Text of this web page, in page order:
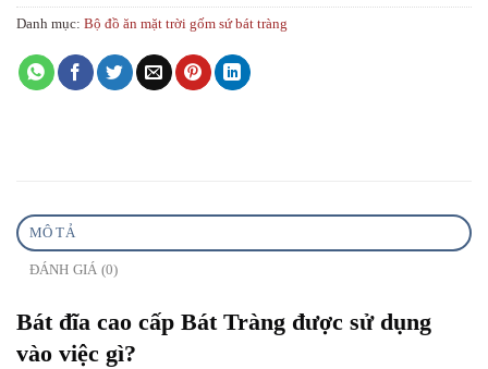
Danh mục: Bộ đồ ăn mặt trời gốm sứ bát tràng
MÔ TẢ
ĐÁNH GIÁ (0)
Bát đĩa cao cấp Bát Tràng được sử dụng
vào việc gì?